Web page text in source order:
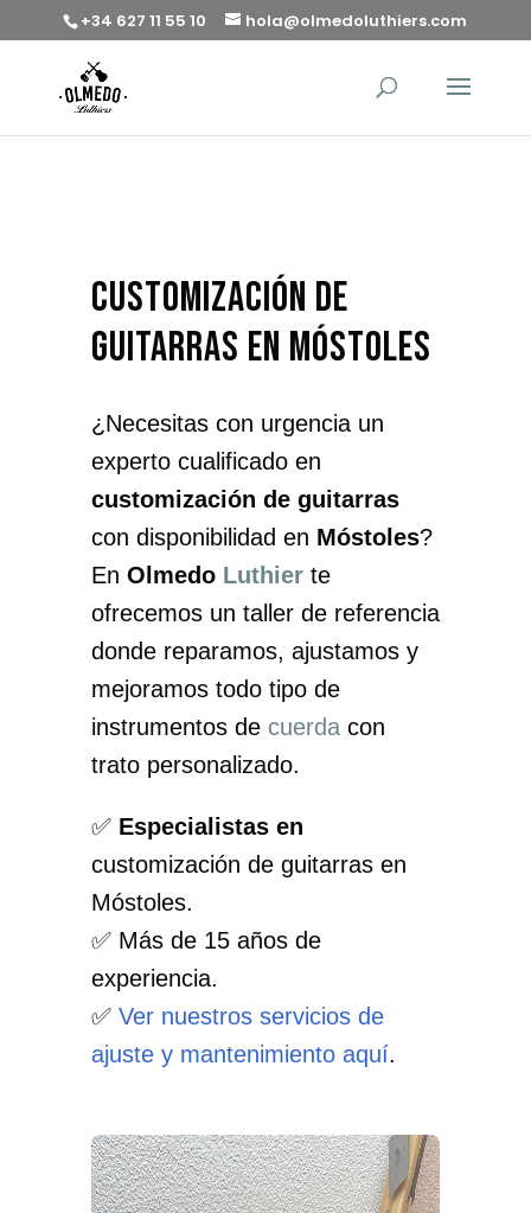
+34 627 11 55 10 hola@olmedoluthiers.com
customización de
guitarras en Móstoles
¿Necesitas con urgencia un
experto cualificado en
customización de guitarras
con disponibilidad en Móstoles?
En Olmedo Luthierte
ofrecemos un taller de referencia
donde reparamos, ajustamos y
mejoramos todo tipo de
instrumentos de cuerdacon
trato personalizado.
✅ Especialistas en
customización de guitarras en
Móstoles.
✅ Más de 15 años de
experiencia.
✅ Ver nuestros servicios de
ajuste y mantenimiento aquí.